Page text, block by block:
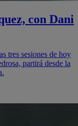
con Dani
tres sesiones de hoy
partirá desde la